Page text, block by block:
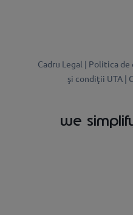
Cadru Legal | Politica
şi condiţii UTA |
we